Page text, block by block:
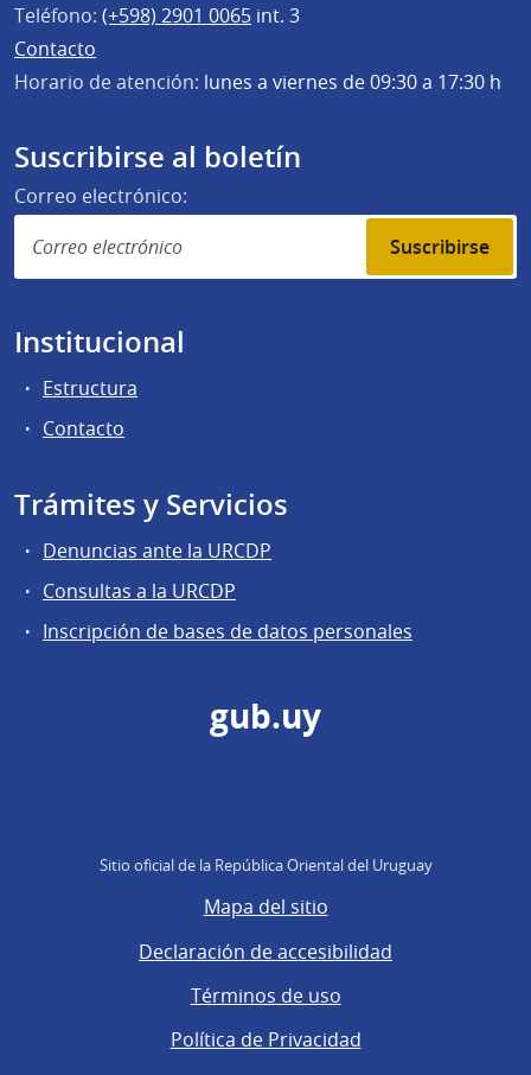
Teléfono: (+598) 2901 0065 int. 3
Contacto
Horario de atención: lunes a viernes de 09:30 a 17:30 h
Suscribirse al boletín
Correo electrónico:
Suscribirse
Institucional
Estructura
Contacto
Trámites y Servicios
Denuncias ante la URCDP
Consultas a la URCDP
Inscripción de bases de datos personales
gub.uy
Sitio oficial de la República Oriental del Uruguay
Mapa del sitio
Declaración de accesibilidad
Términos de uso
Política de Privacidad